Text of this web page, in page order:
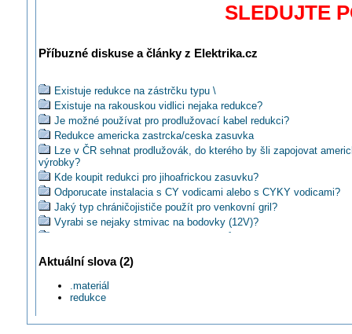
SLEDUJTE
Příbuzné diskuse a články z Elektrika.cz
Existuje redukce na zástrčku typu \
Existuje na rakouskou vidlici nejaka redukce?
Je možné používat pro prodlužovací kabel redukci?
Redukce americka zastrcka/ceska zasuvka
Lze v ČR sehnat prodlužovák, do kterého by šli zapojovat
výrobky?
Kde koupit redukci pro jihoafrickou zasuvku?
Odporucate instalacia s CY vodicami alebo s CYKY vodicami?
Jaký typ chráničojističe použít pro venkovní gril?
Vyrabi se nejaky stmivac na bodovky (12V)?
Je možná výměna halogenové žárovky za LED?
Jaký potřebuji přívodní kabel k elektrické troubě?
Existuje převod 400V zásuvky na 230V?
Existují nějaké měřiče spotřeby ve formě zásuvkového adapteru?
Aktuální slova (2)
.materiál
redukce